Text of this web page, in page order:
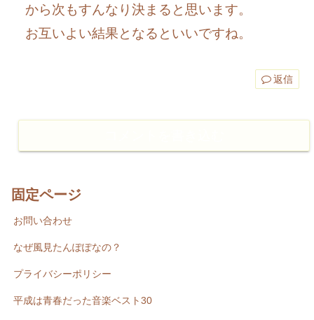
から次もすんなり決まると思います。
お互いよい結果となるといいですね。
返信
固定ページ
お問い合わせ
なぜ風見たんぽぽなの？
プライバシーポリシー
平成は青春だった音楽ベスト30